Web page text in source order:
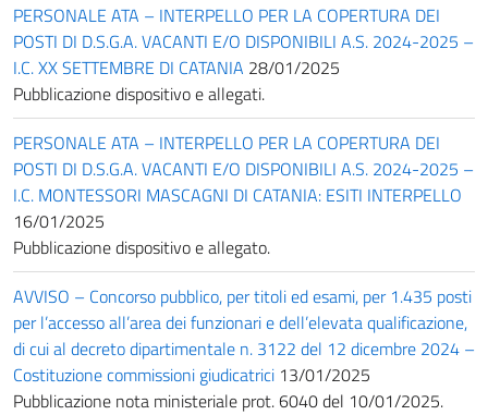
PERSONALE ATA – INTERPELLO PER LA COPERTURA DEI
POSTI DI D.S.G.A. VACANTI E/O DISPONIBILI A.S. 2024-2025 –
I.C. XX SETTEMBRE DI CATANIA 28/01/2025
Pubblicazione dispositivo e allegati.
PERSONALE ATA – INTERPELLO PER LA COPERTURA DEI
POSTI DI D.S.G.A. VACANTI E/O DISPONIBILI A.S. 2024-2025 –
I.C. MONTESSORI MASCAGNI DI CATANIA: ESITI INTERPELLO
16/01/2025
Pubblicazione dispositivo e allegato.
AVVISO – Concorso pubblico, per titoli ed esami, per 1.435 posti
per l’accesso all’area dei funzionari e dell’elevata qualificazione,
di cui al decreto dipartimentale n. 3122 del 12 dicembre 2024 –
Costituzione commissioni giudicatrici 13/01/2025
Pubblicazione nota ministeriale prot. 6040 del 10/01/2025.